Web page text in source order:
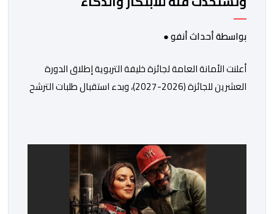
الاصطناعي
بواسطة أحداث أنفو ●
أعلنت الأمانة العامة لجائزة خليفة التربوية إطلاق الدورة
العشرين للجائزة (2026-2027)، وبدء استقبال طلبات الترشح
مرور عشرين عاماً على انطلاق الجائزة، وتشهد للمرة الأولى
استحداث فئة “الابتكار والذكاء الاصطناعي في التعليم”، إلى